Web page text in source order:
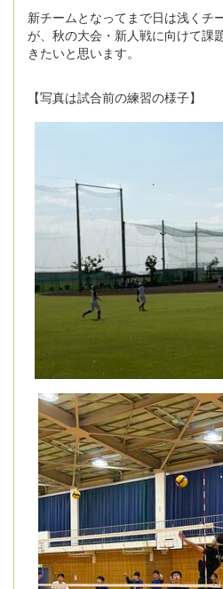
新チームとなってまで日は浅くチ
が、秋の大会・新人戦に向けて課
きたいと思います。
【写真は試合前の練習の様子】